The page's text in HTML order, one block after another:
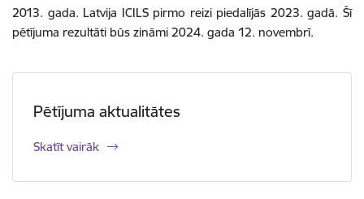
2013. gada. Latvija ICILS pirmo reizi piedalījās 2023. gadā. Šī
pētījuma rezultāti būs zināmi 2024. gada 12. novembrī.
Pētījuma aktualitātes
Skatīt vairāk